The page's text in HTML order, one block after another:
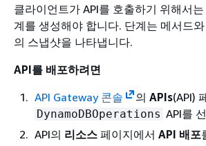
클라이언트가 API를 호출하기 위해서
계를 생성해야 합니다. 단계는 메서드
의 스냅샷을 나타냅니다.
API를 배포하려면
API Gateway 콘솔
의 APIs(API)
DynamoDBOperations API를
API의 리소스 페이지에서 API 배포